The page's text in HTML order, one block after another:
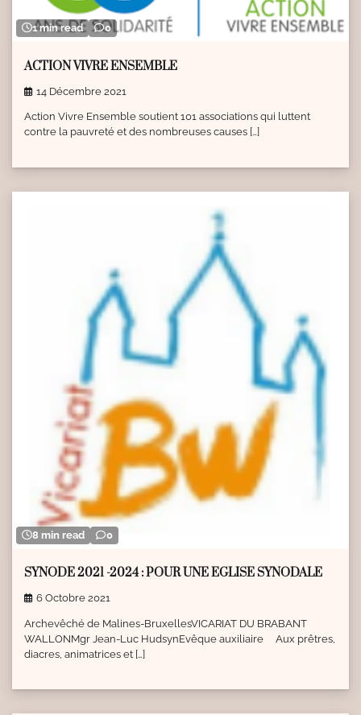
1 min read 0
ACTION VIVRE ENSEMBLE
14 Décembre 2021
Action Vivre Ensemble soutient 101 associations qui luttent
contre la pauvreté et des nombreuses causes […]
8 min read 0
SYNODE 2021 -2024 : POUR UNE EGLISE SYNODALE
6 Octobre 2021
Archevêché de Malines-BruxellesVICARIAT DU BRABANT
WALLONMgr Jean-Luc HudsynEvêque auxiliaire Aux prêtres,
diacres, animatrices et […]